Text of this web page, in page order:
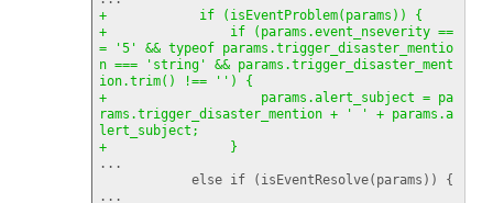
+            if
( isEventProblem( params ) )
{
+                if
( params.event_nseverity ==
= '5' && typeof params.trigger_disaster_mentio
n === 'string' && params.trigger_disaster_ment
ion.trim( ) !== '' )
{
+                    params.alert_subject = pa
rams.trigger_disaster_mention + ' ' + params.a
lert_subject;
+
}
...
            else if
( isEventResolve( params ) )
{